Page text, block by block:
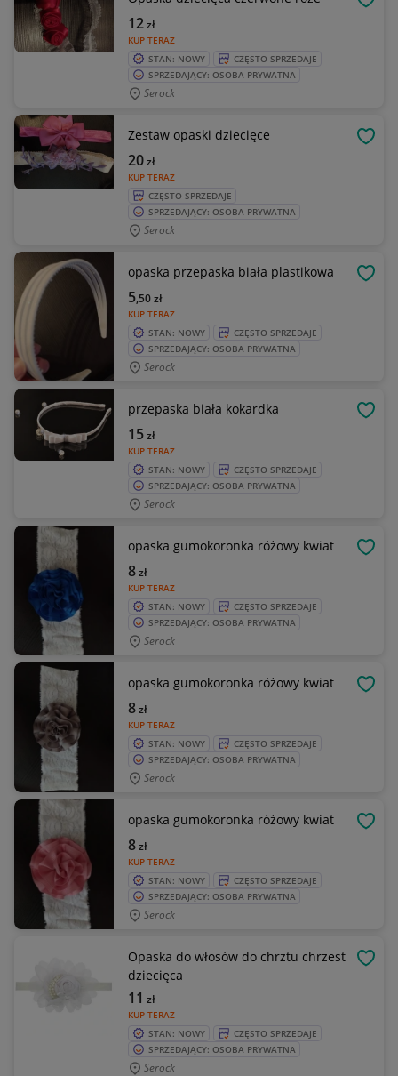
KUP TERAZ
12zł
STAN: NOWY
CZĘSTO SPRZEDAJE
SPRZEDAJĄCY: OSOBA PRYWATNA
Serock
Zestaw opaski dziecięce
KUP TERAZ
20zł
CZĘSTO SPRZEDAJE
SPRZEDAJĄCY: OSOBA PRYWATNA
Serock
opaska przepaska biała plastikowa
KUP TERAZ
5,50zł
STAN: NOWY
CZĘSTO SPRZEDAJE
SPRZEDAJĄCY: OSOBA PRYWATNA
Serock
przepaska biała kokardka
KUP TERAZ
15zł
STAN: NOWY
CZĘSTO SPRZEDAJE
SPRZEDAJĄCY: OSOBA PRYWATNA
Serock
opaska gumokoronka różowy kwiat
KUP TERAZ
8zł
STAN: NOWY
CZĘSTO SPRZEDAJE
SPRZEDAJĄCY: OSOBA PRYWATNA
Serock
opaska gumokoronka różowy kwiat
KUP TERAZ
8zł
STAN: NOWY
CZĘSTO SPRZEDAJE
SPRZEDAJĄCY: OSOBA PRYWATNA
Serock
opaska gumokoronka różowy kwiat
KUP TERAZ
8zł
STAN: NOWY
CZĘSTO SPRZEDAJE
SPRZEDAJĄCY: OSOBA PRYWATNA
Serock
Opaska do włosów do chrztu chrzest
dziecięca
KUP TERAZ
11 zł
STAN: NOWY
CZĘSTO SPRZEDAJE
SPRZEDAJĄCY: OSOBA PRYWATNA
Serock